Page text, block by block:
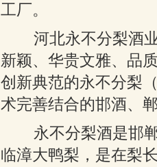
工厂。
河北永不分梨酒业
新颖、华贵文雅、品
创新典范的永不分梨
术完善结合的邯酒、
永不分梨酒是邯郸
临漳大鸭梨，是在梨